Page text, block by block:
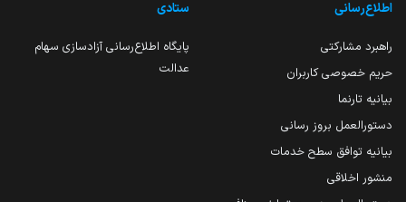
اطلاع‌رسانی
راهبرد مشارکتی
حریم خصوصی کاربران
بیانیه تارنما
دستورالعمل بروز رسانی
بیانیه توافق سطح خدمات
منشور اخلاقی
ستادی
پایگاه اطلاع‌رسانی آزادسازی سهام
عدالت